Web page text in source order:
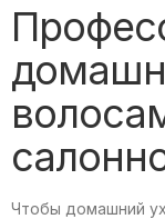
Чтобы домашний